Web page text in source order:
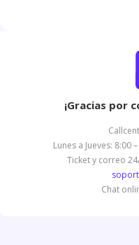
¡Gracias por
Lunes a Jueves:
Ticket y correo 24/
Chat